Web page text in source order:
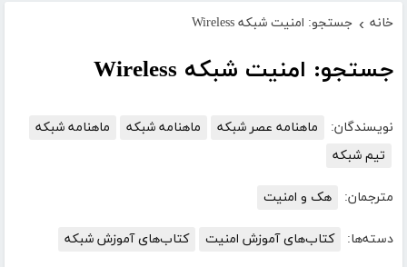
خانه › جستجو: امنیت شبکه Wireless
جستجو: امنیت شبکه Wireless
نویسندگان: ماهنامه عصر شبکه ماهنامه شبکه
ماهنامه شبکه
تیم شبکه
مترجمان: هک و امنیت
دسته‌ها: کتاب‌های آموزش امنیت کتاب‌های آموزش شبکه